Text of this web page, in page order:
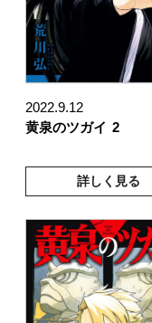
2022.9.12
黄泉のツガイ 2
詳しく見る